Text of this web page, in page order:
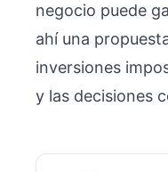
negocio puede
ahí una
inversiones
y las decisiones